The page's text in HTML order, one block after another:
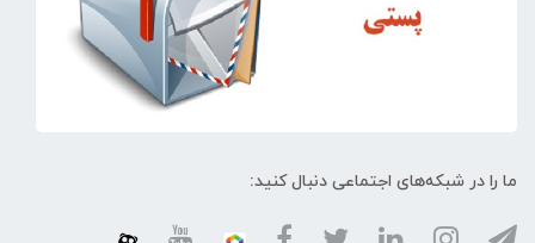
ما را در شبکه‌های اجتماعی دنبال کنید: